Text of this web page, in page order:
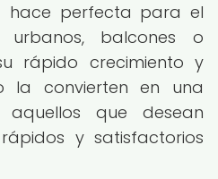
hace perfecta para el
balcones o
rápido crecimiento y
la convierten en una
que desean
y satisfactorios